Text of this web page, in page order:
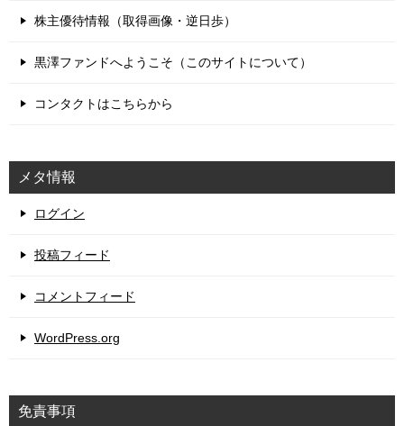
株主優待情報（取得画像・逆日歩）
黒澤ファンドへようこそ（このサイトについて）
コンタクトはこちらから
メタ情報
ログイン
投稿フィード
コメントフィード
WordPress.org
免責事項